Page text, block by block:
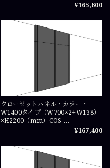
¥165,600
クローゼットパネル・カラー・
W1400タイプ（W700×2+W138）
×H2200（mm）COS-
¥167,400